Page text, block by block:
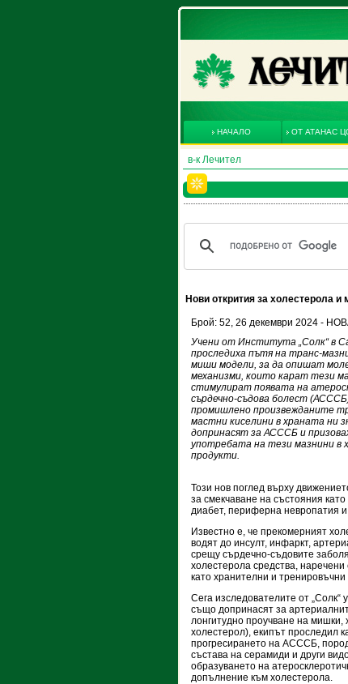
НАЧАЛО ОТ АТАНАС
в-к Лечител
Нови открития за холестерола и
Брой: 52, 26 декември 2024 -
Учени от Института „Солк“ в
проследиха пътя на транс-
миши модели, за да опишат
механизми, които карат тези
стимулират появата на
сърдечно-съдова болест
промишлено произвежданите
мастни киселини в храната ни
допринасят за АСССБ и
употребата на тези мазнини в
продукти.
Този нов поглед върху
за смекчаване на състояния
диабет, периферна невропатия
Известно е, че прекомерният
водят до инсулт, инфаркт,
срещу сърдечно-съдовите
холестерола средства,
като хранителни и
Сега изследователите от „Солк“
също допринасят за
лонгитудно проучване на
холестерол), екипът проследил
прогресирането на АСССБ,
състава на серамиди и други
образуването на
допълнение към холестерола.